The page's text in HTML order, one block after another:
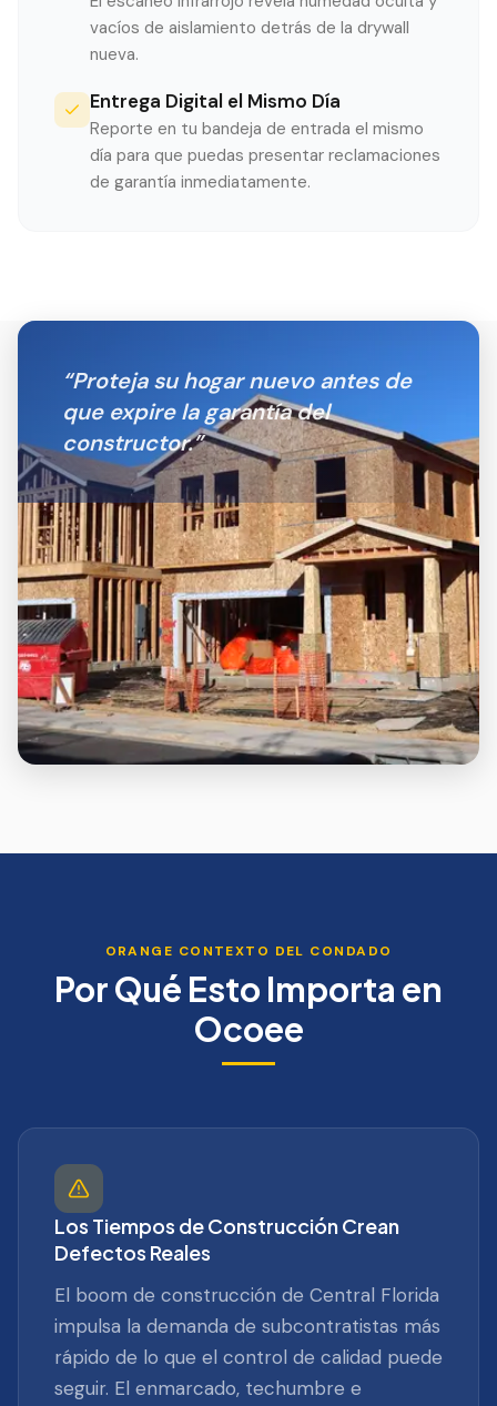
vacíos de aislamiento detrás de la drywall
nueva.
Entrega Digital el Mismo Día
Reporte en tu bandeja de entrada el mismo
día para que puedas presentar reclamaciones
de garantía inmediatamente.
“Proteja su hogar nuevo antes de
que expire la garantía del
constructor.”
ORANGE CONTEXTO DEL CONDADO
Por Qué Esto Importa en
Ocoee
Los Tiempos de Construcción Crean
Defectos Reales
El boom de construcción de Central Florida
impulsa la demanda de subcontratistas más
rápido de lo que el control de calidad puede
seguir. El enmarcado, techumbre e